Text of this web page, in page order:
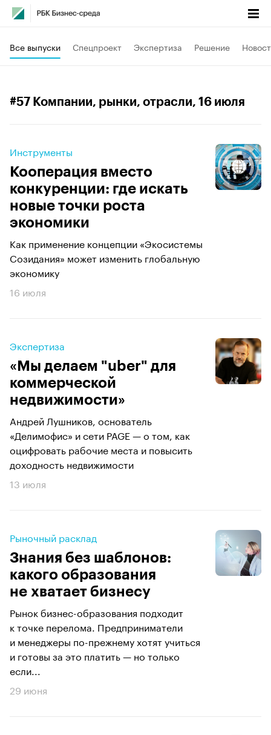
Все выпуски Спецпроект Экспертиза Решение
#57 Компании, рынки, отрасли, 16 июля
Инструменты
Кооперация вместо
конкуренции: где искать
новые точки роста
экономики
Как применение концепции «Экосистемы
Созидания» может изменить глобальную
экономику
16 июля
Экспертиза
«Мы делаем "uber" для
коммерческой
недвижимости»
Андрей Лушников, основатель
«Делимофис» и сети PAGE — о том, как
оцифровать рабочие места и повысить
доходность недвижимости
13 июля
Рыночный расклад
Знания без шаблонов:
какого образования
не хватает бизнесу
Рынок бизнес-образования подходит
к точке перелома. Предприниматели
и менеджеры по-прежнему хотят учиться
и готовы за это платить — но только
если...
29 июня